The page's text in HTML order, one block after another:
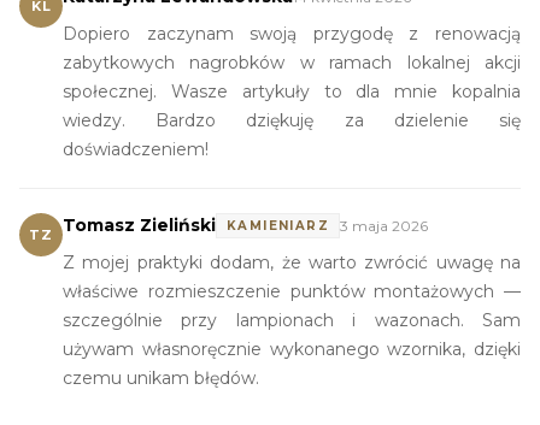
KL
Dopiero zaczynam swoją przygodę z renowacją
zabytkowych nagrobków w ramach lokalnej akcji
społecznej. Wasze artykuły to dla mnie kopalnia
wiedzy. Bardzo dziękuję za dzielenie się
doświadczeniem!
TZ Tomasz Zieliński KAMIENIARZ 3 maja 2026
Z mojej praktyki dodam, że warto zwrócić uwagę na
właściwe rozmieszczenie punktów montażowych —
szczególnie przy lampionach i wazonach. Sam
używam własnoręcznie wykonanego wzornika, dzięki
czemu unikam błędów.